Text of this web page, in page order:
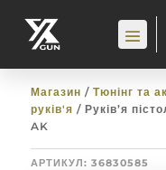
Магазин / Тюнінг та
руків'я / Руків’я
AK
АРТИКУЛ: 36830585